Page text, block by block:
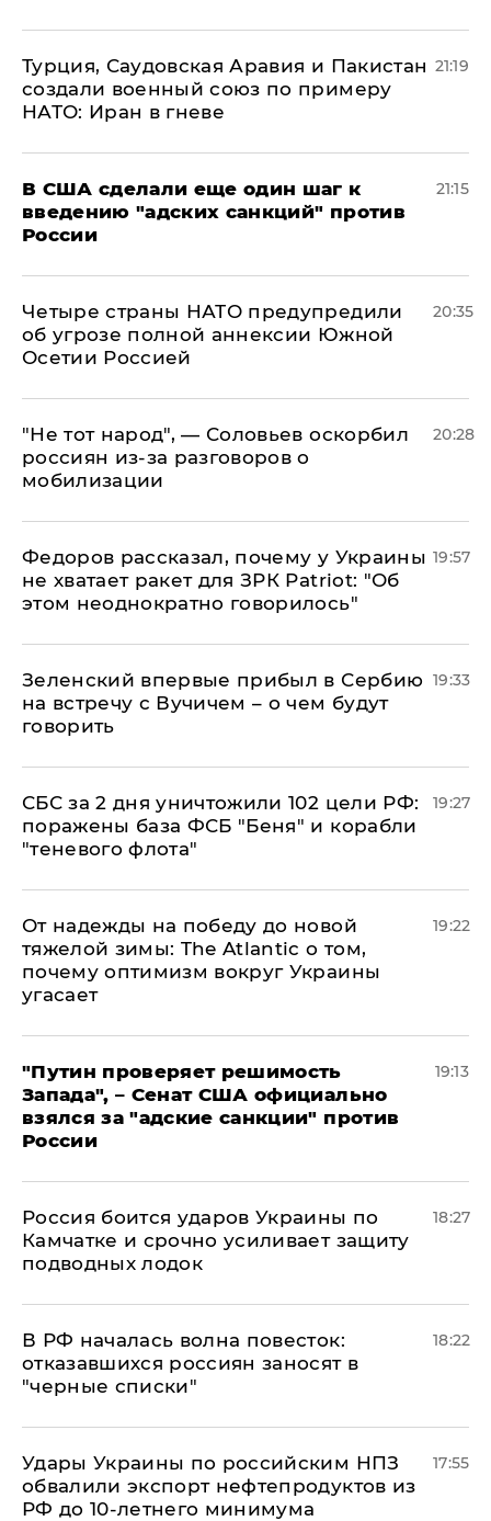
Турция, Саудовская Аравия и Пакистан
создали военный союз по примеру
НАТО: Иран в гневе
21:19
В США сделали еще один шаг к
введению "адских санкций" против
России
21:15
Четыре страны НАТО предупредили
об угрозе полной аннексии Южной
Осетии Россией
20:35
​"Не тот народ", — Соловьев оскорбил
россиян из-за разговоров о
мобилизации
20:28
Федоров рассказал, почему у Украины
не хватает ракет для ЗРК Patriot: "Об
этом неоднократно говорилось"
19:57
Зеленский впервые прибыл в Сербию
на встречу с Вучичем – о чем будут
говорить
19:33
СБС за 2 дня уничтожили 102 цели РФ:
поражены база ФСБ "Беня" и корабли
"теневого флота"
19:27
От надежды на победу до новой
тяжелой зимы: The Atlantic о том,
почему оптимизм вокруг Украины
угасает
19:22
"Путин проверяет решимость
Запада", – Сенат США официально
взялся за "адские санкции" против
России
19:13
Россия боится ударов Украины по
Камчатке и срочно усиливает защиту
подводных лодок
18:27
​В РФ началась волна повесток:
отказавшихся россиян заносят в
"черные списки"
18:22
Удары Украины по российским НПЗ
обвалили экспорт нефтепродуктов из
РФ до 10-летнего минимума
17:55